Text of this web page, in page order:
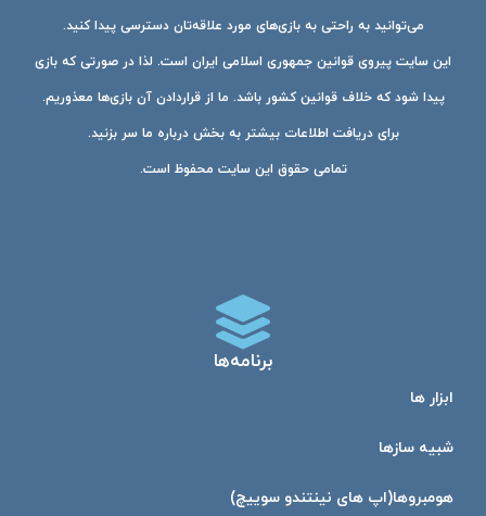
می‌توانید به راحتی به بازی‌های مورد علاقه‌تان دسترسی پیدا کنید.
این سایت پیروی قوانین جمهوری اسلامی ایران است. لذا در صورتی که بازی
پیدا شود که خلاف قوانین کشور باشد. ما از قراردادن آن بازی‌ها معذوریم.
برای دریافت اطلاعات بیشتر به بخش درباره ما سر بزنید.
تمامی حقوق این سایت محفوظ است.
برنامه‌ها
ابزار ها
شبیه ساز‌ها
هومبرو‌ها(اپ های نینتندو سوییچ)